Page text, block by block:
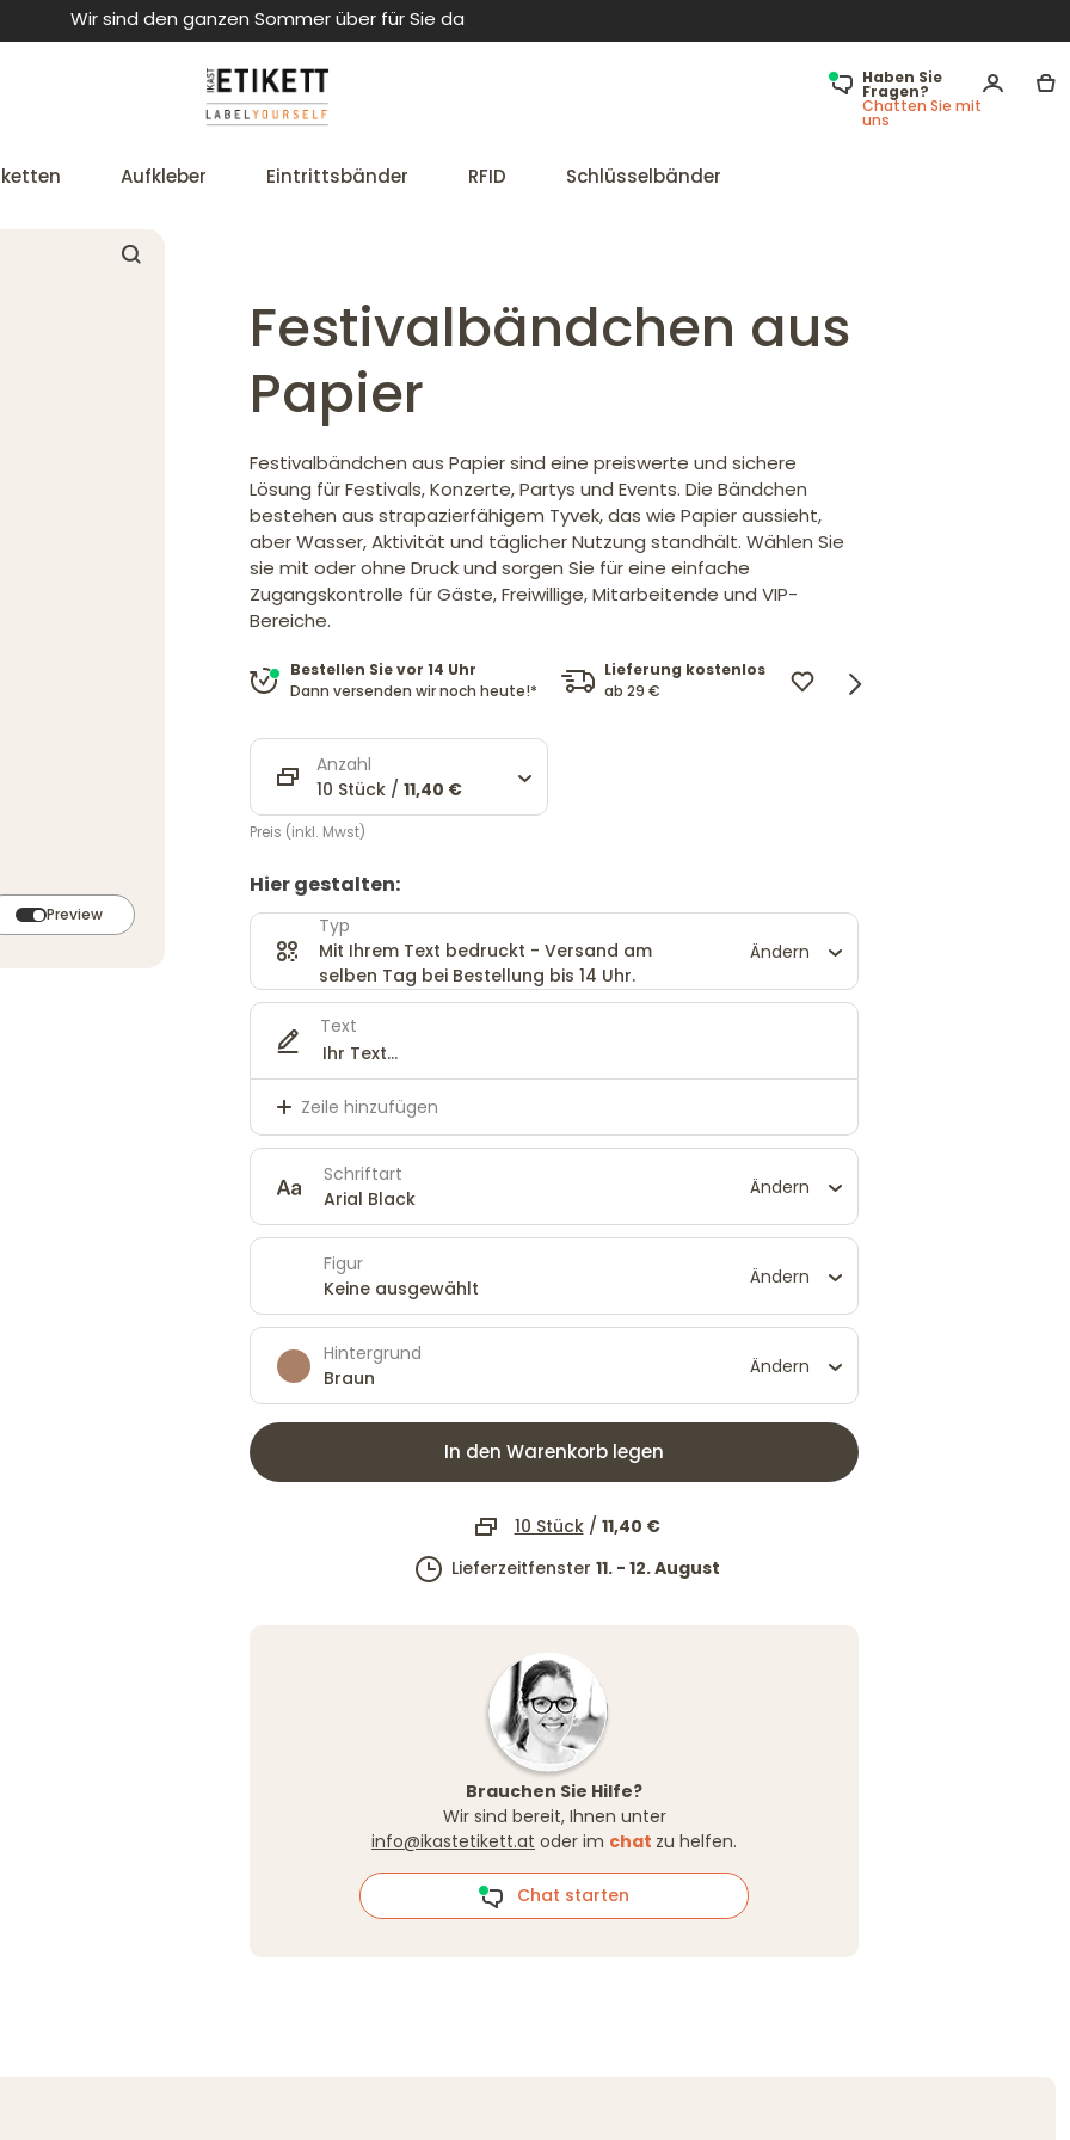
Wir sind den ganzen Sommer über für Sie da
Haben Sie
Fragen?
Chatten Sie mit
uns
Aufkleber Eintrittsbänder RFID Schlüsselbänder
Preview
Festivalbändchen aus
Papier
Festivalbändchen aus Papier sind eine preiswerte und sichere
Lösung für Festivals, Konzerte, Partys und Events. Die Bändchen
bestehen aus strapazierfähigem Tyvek, das wie Papier aussieht,
aber Wasser, Aktivität und täglicher Nutzung standhält. Wählen Sie
sie mit oder ohne Druck und sorgen Sie für eine einfache
Zugangskontrolle für Gäste, Freiwillige, Mitarbeitende und VIP-
Bereiche.
Bestellen Sie vor 14 Uhr
Dann versenden wir noch heute!*
Lieferung kostenlos
ab 29 €
Design mit Logo
und Wunschtext.
Anzahl
10 Stück / 11,40 €
Preis (inkl. Mwst)
Hier gestalten:
Typ
Mit Ihrem Text bedruckt - Versand am
selben Tag bei Bestellung bis 14 Uhr.
Ändern
Text
Zeile hinzufügen
Schriftart
Arial Black
Ändern
Figur
Keine ausgewählt
Ändern
Hintergrund
Braun
Ändern
In den Warenkorb legen
10 Stück/ 11,40 €
Lieferzeitfenster 11. - 12. August
Brauchen Sie Hilfe?
Wir sind bereit, Ihnen unter
info@ikastetikett.at oder im chat zu helfen.
Chat starten